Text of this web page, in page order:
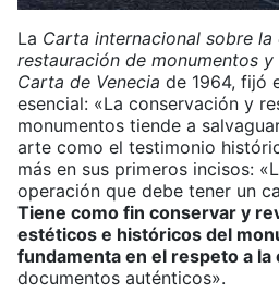
La Carta internacional sobre
restauración de monumentos
Carta de Venecia de 1964, fijó
esencial: «La conservación y
monumentos tiende a
arte como el testimonio
más en sus primeros incisos:
operación que debe tener un
Tiene como fin conservar y
estéticos e históricos del
fundamenta en el respeto a la
documentos auténticos».